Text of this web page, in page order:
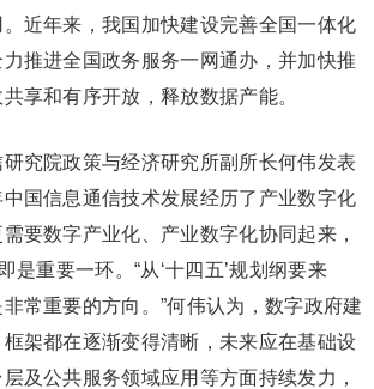
近年来，我国加快建设完善全国一体化
推进全国政务服务一网通办，并加快推
享和有序开放，释放数据产能。
院政策与经济研究所副所长何伟发表
国信息通信技术发展经历了产业数字化
要数字产业化、产业数字化协同起来，
是重要一环。“从‘十四五’规划纲要来
常重要的方向。”何伟认为，数字政府建
架都在逐渐变得清晰，未来应在基础设
及公共服务领域应用等方面持续发力，